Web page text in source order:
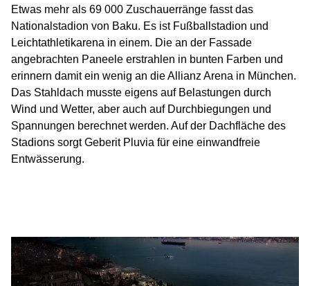
Etwas mehr als 69 000 Zuschauerränge fasst das
Nationalstadion von Baku. Es ist Fußballstadion und
Leichtathletikarena in einem. Die an der Fassade
angebrachten Paneele erstrahlen in bunten Farben und
erinnern damit ein wenig an die Allianz Arena in München.
Das Stahldach musste eigens auf Belastungen durch
Wind und Wetter, aber auch auf Durchbiegungen und
Spannungen berechnet werden. Auf der Dachfläche des
Stadions sorgt Geberit Pluvia für eine einwandfreie
Entwässerung.